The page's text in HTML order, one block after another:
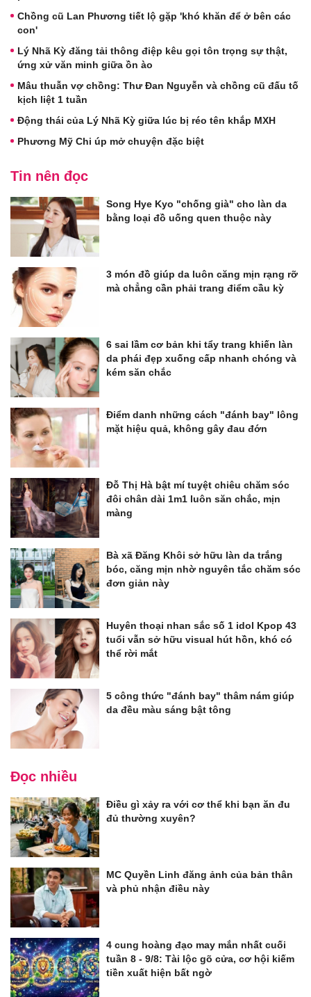
Chồng cũ Lan Phương tiết lộ gặp 'khó khăn để ở bên các
con'
Lý Nhã Kỳ đăng tải thông điệp kêu gọi tôn trọng sự thật,
ứng xử văn minh giữa ồn ào
Mâu thuẫn vợ chồng: Thư Đan Nguyễn và chồng cũ đấu tố
kịch liệt 1 tuần
Động thái của Lý Nhã Kỳ giữa lúc bị réo tên khắp MXH
Phương Mỹ Chi úp mở chuyện đặc biệt
Tin nên đọc
Song Hye Kyo "chống già" cho làn da
bằng loại đồ uống quen thuộc này
3 món đồ giúp da luôn căng mịn rạng rỡ
mà chẳng cần phải trang điểm cầu kỳ
6 sai lầm cơ bản khi tẩy trang khiến làn
da phái đẹp xuống cấp nhanh chóng và
kém săn chắc
Điểm danh những cách "đánh bay" lông
mặt hiệu quả, không gây đau đớn
Đỗ Thị Hà bật mí tuyệt chiêu chăm sóc
đôi chân dài 1m1 luôn săn chắc, mịn
màng
Bà xã Đăng Khôi sở hữu làn da trắng
bóc, căng mịn nhờ nguyên tắc chăm sóc
đơn giản này
Huyên thoại nhan sắc số 1 idol Kpop 43
tuổi vẫn sở hữu visual hút hồn, khó có
thể rời mắt
5 công thức "đánh bay" thâm nám giúp
da đều màu sáng bật tông
Đọc nhiều
Điều gì xảy ra với cơ thể khi bạn ăn đu
đủ thường xuyên?
MC Quyền Linh đăng ảnh của bản thân
và phủ nhận điều này
4 cung hoàng đạo may mắn nhất cuối
tuần 8 - 9/8: Tài lộc gõ cửa, cơ hội kiếm
tiền xuất hiện bất ngờ